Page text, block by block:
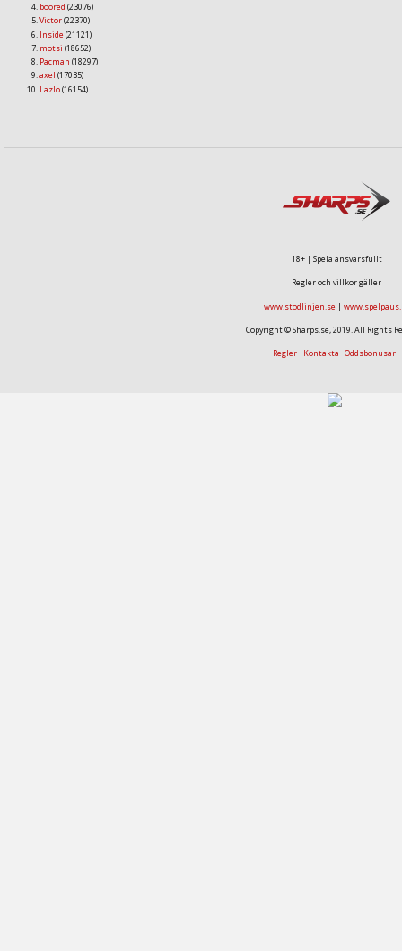
boored (23076)
Victor(22370)
Inside (21121)
motsi (18652)
Pacman (18297)
axel (17035)
Lazlo(16154)
18+ | Spela ansvarsfullt
Regler och villkor gäller
www.stodlinjen.se |
Copyright © Sharps.se, 2019. All Rights
Regler Kontakta Oddsbonusar